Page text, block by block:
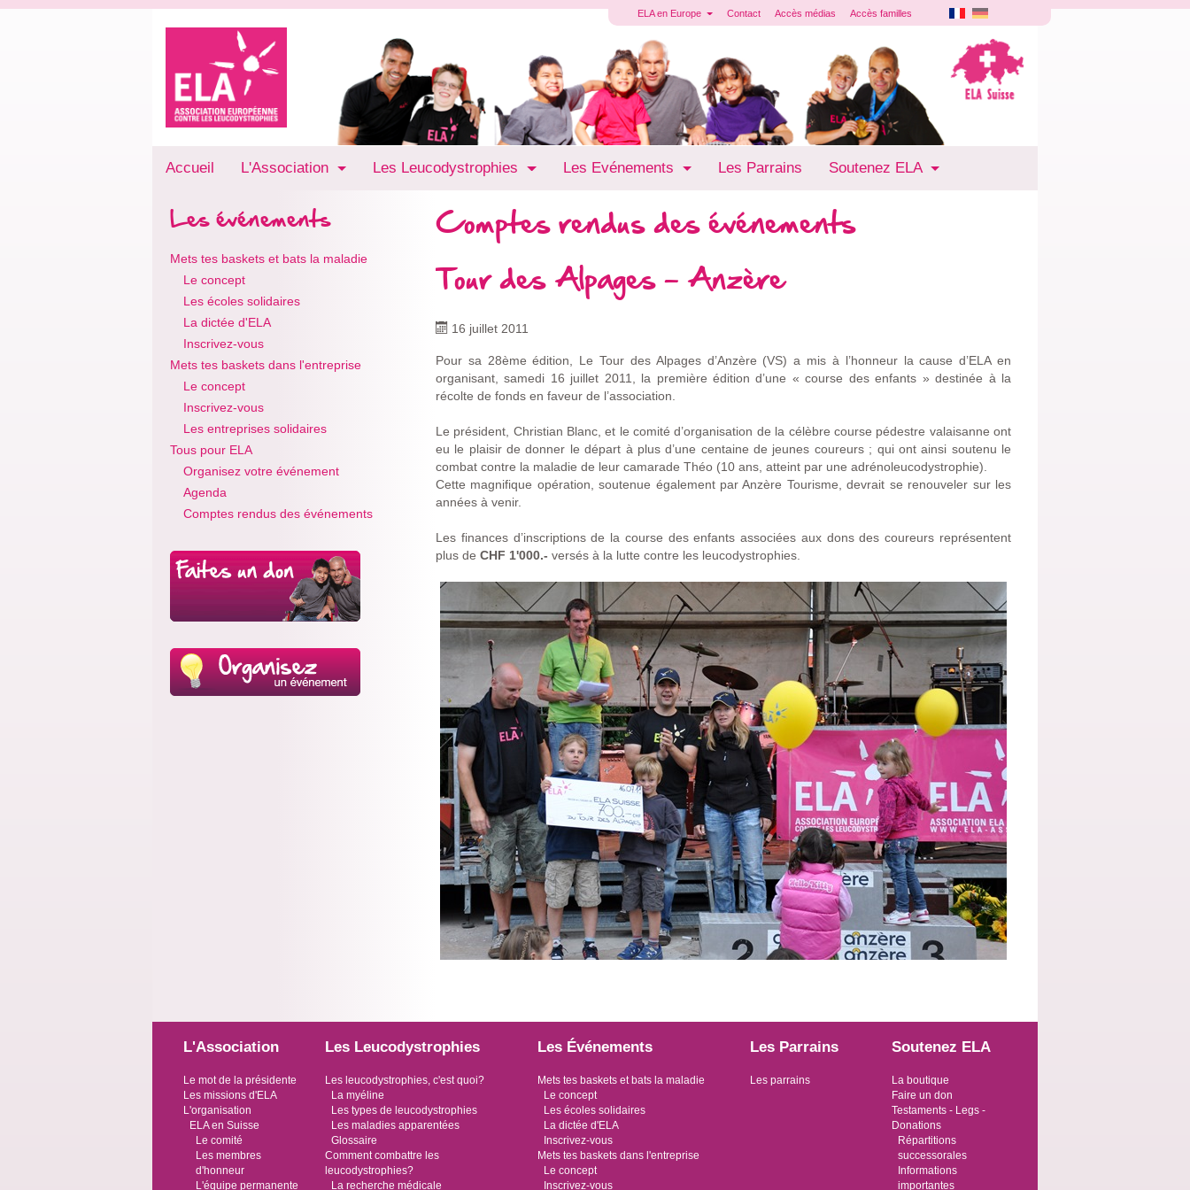
ELA en Europe Contact Accès médias Accès familles
Accueil L'Association Les Leucodystrophies Les Evénements Les Parrains Soutenez ELA
Les événements
Mets tes baskets et bats la maladie
Le concept
Les écoles solidaires
La dictée d'ELA
Inscrivez-vous
Mets tes baskets dans l'entreprise
Le concept
Inscrivez-vous
Les entreprises solidaires
Tous pour ELA
Organisez votre événement
Agenda
Comptes rendus des événements
Comptes rendus des événements
Tour des Alpages - Anzère
16 juillet 2011
Pour sa 28ème édition, Le Tour des Alpages d’Anzère (VS) a mis à l’honneur la cause d’ELA en
organisant, samedi 16 juillet 2011, la première édition d’une « course des enfants » destinée à la
récolte de fonds en faveur de l’association.
Le président, Christian Blanc, et le comité d’organisation de la célèbre course pédestre valaisanne ont
eu le plaisir de donner le départ à plus d’une centaine de jeunes coureurs ; qui ont ainsi soutenu le
combat contre la maladie de leur camarade Théo (10 ans, atteint par une adrénoleucodystrophie).
Cette magnifique opération, soutenue également par Anzère Tourisme, devrait se renouveler sur les
années à venir.
Les finances d’inscriptions de la course des enfants associées aux dons des coureurs représentent
plus de CHF 1'000.- versés à la lutte contre les leucodystrophies.
L'Association
Le mot de la présidente
Les missions d'ELA
L'organisation
ELA en Suisse
Le comité
Les membres
d'honneur
L'équipe permanente
Les Leucodystrophies
Les leucodystrophies, c'est quoi?
La myéline
Les types de leucodystrophies
Les maladies apparentées
Glossaire
Comment combattre les
leucodystrophies?
La recherche médicale
Les Événements
Mets tes baskets et bats la maladie
Le concept
Les écoles solidaires
La dictée d'ELA
Inscrivez-vous
Mets tes baskets dans l'entreprise
Le concept
Inscrivez-vous
Les Parrains
Les parrains
Soutenez ELA
La boutique
Faire un don
Testaments - Legs -
Donations
Répartitions
successorales
Informations
importantes